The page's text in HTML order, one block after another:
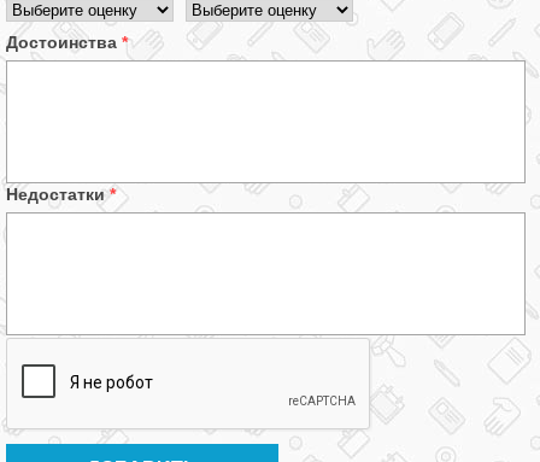
Достоинства *
Недостатки*